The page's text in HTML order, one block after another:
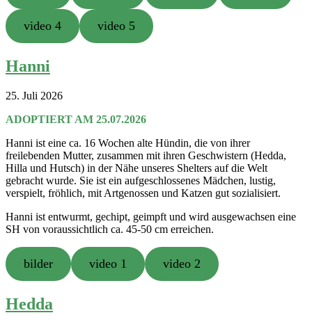
video 4 video 5
Hanni
25. Juli 2026
ADOPTIERT AM 25.07.2026
Hanni ist eine ca. 16 Wochen alte Hündin, die von ihrer
freilebenden Mutter, zusammen mit ihren Geschwistern (Hedda,
Hilla und Hutsch) in der Nähe unseres Shelters auf die Welt
gebracht wurde. Sie ist ein aufgeschlossenes Mädchen, lustig,
verspielt, fröhlich, mit Artgenossen und Katzen gut sozialisiert.
Hanni ist entwurmt, gechipt, geimpft und wird ausgewachsen eine
SH von voraussichtlich ca. 45-50 cm erreichen.
bilder video 1 video 2
Hedda